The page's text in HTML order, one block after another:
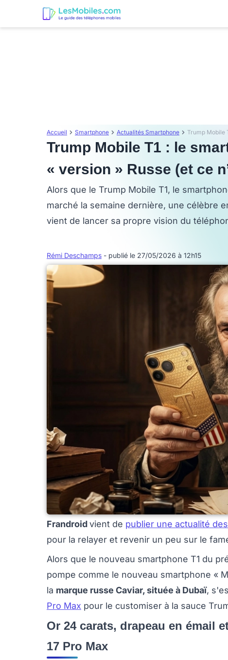
Accueil Smartphone Actualités Smartphone
Trump Mobile T1 : le
« version » Russe (et ce
Alors que le Trump Mobile T1, le
marché la semaine dernière, une célèbre
vient de lancer sa propre vision du
Rémi Deschamps - publié le 27/05/2026 à 12h15
Frandroidvient de publier une actualité
pour la relayer et revenir un peu sur le
Alors que le nouveau smartphone T1 du
pompe comme le nouveau smartphone «
la marque russe Caviar, située à Dubaï,
Pro Max pour le customiser à la sauce
Or 24 carats, drapeau en émail
17 Pro Max